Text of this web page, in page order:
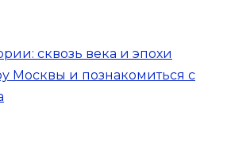
сквозь века и эпохи
Москвы и познакомиться с